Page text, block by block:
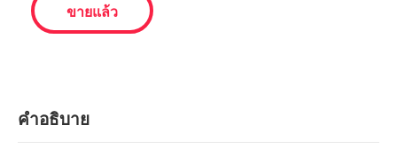
ขายแล้ว
คำอธิบาย